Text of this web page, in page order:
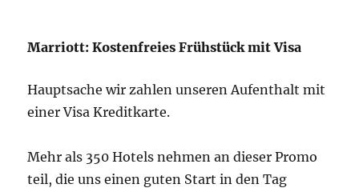
Marriott: Kostenfreies Frühstück mit Visa
Hauptsache wir zahlen unseren Aufenthalt mit
einer Visa Kreditkarte.
Mehr als 350 Hotels nehmen an dieser Promo
teil, die uns einen guten Start in den Tag